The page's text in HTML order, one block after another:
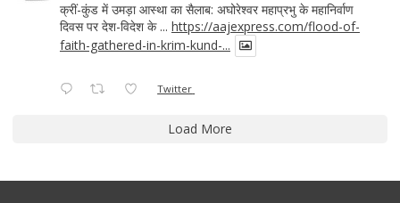
क्रीं-कुंड में उमड़ा आस्था का सैलाब: अघोरेश्वर महाप्रभु के महानिर्वाण
दिवस पर देश-विदेश के ... https://aajexpress.com/flood-of-
faith-gathered-in-krim-kund-...
Twitter
Load More